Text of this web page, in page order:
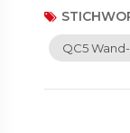
Tablets bis
Ladegerät
Design
QC5